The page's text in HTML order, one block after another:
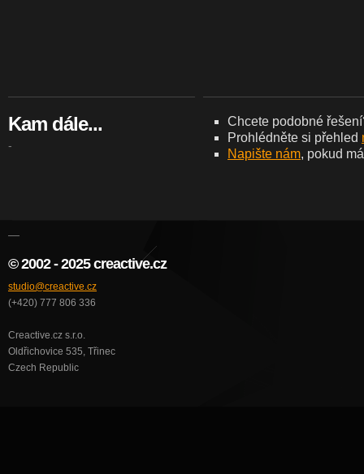
Kam dále...
-
Chcete podobné
Prohlédněte si přehled
Napište nám, pokud
—
© 2002 - 2025 creactive.cz
studio@creactive.cz
(+420) 777 806 336
Creactive.cz s.r.o.
Oldřichovice 535, Třinec
Czech Republic